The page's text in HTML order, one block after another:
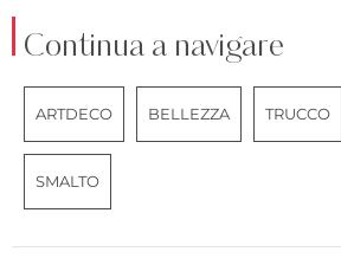
Continua a navigare
ARTDECO BELLEZZA TRUCCO
SMALTO